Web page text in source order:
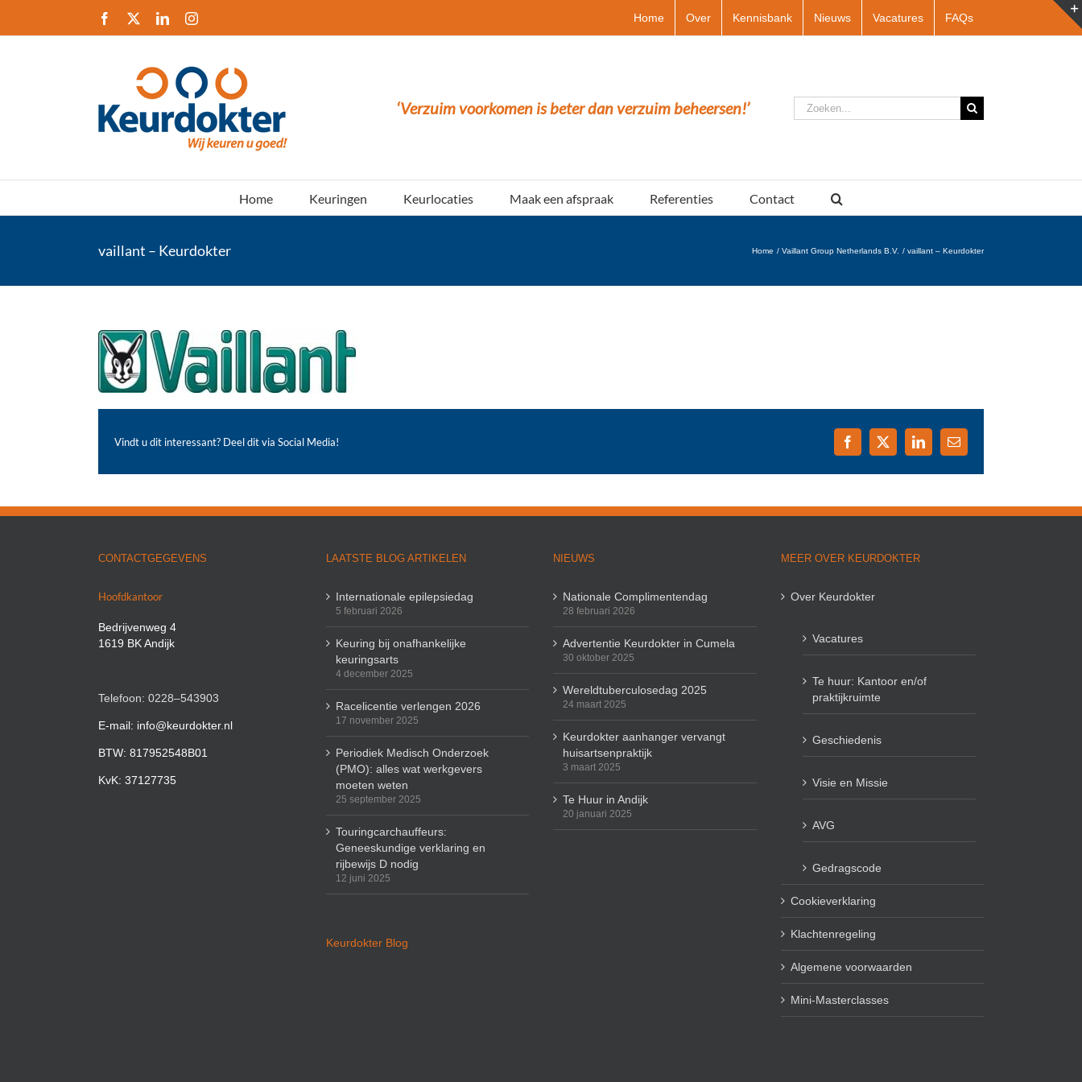
inhoud
Facebook LinkedInInstagram Home Over Kennisbank Nieuws Vacatures FAQs
‘Verzuim voorkomen is beter dan verzuim beheersen!’
Zoeken
naar:
Home Keuringen Keurlocaties Maak een afspraak Referenties Contact
vaillant – Keurdokter Home Vaillant Group Netherlands B.V. vaillant – Keurdokter
Vindt u dit interessant? Deel dit via Social Media! Facebook
X LinkedIn
E-
mail
CONTACTGEGEVENS
Hoofdkantoor
Bedrijvenweg 4
1619 BK Andijk
Telefoon: 0228–543903
E-mail: info@keurdokter.nl
BTW: 817952548B01
KvK: 37127735
LAATSTE BLOG ARTIKELEN
Internationale epilepsiedag
5 februari 2026
Keuring bij onafhankelijke
keuringsarts
4 december 2025
Racelicentie verlengen 2026
17 november 2025
Periodiek Medisch Onderzoek
(PMO): alles wat werkgevers
moeten weten
25 september 2025
Touringcarchauffeurs:
Geneeskundige verklaring en
rijbewijs D nodig
12 juni 2025
Keurdokter Blog
NIEUWS
Nationale Complimentendag
28 februari 2026
Advertentie Keurdokter in Cumela
30 oktober 2025
Wereldtuberculosedag 2025
24 maart 2025
Keurdokter aanhanger vervangt
huisartsenpraktijk
3 maart 2025
Te Huur in Andijk
20 januari 2025
MEER OVER KEURDOKTER
Over Keurdokter
Vacatures
Te huur: Kantoor en/of
praktijkruimte
Geschiedenis
Visie en Missie
AVG
Gedragscode
Cookieverklaring
Klachtenregeling
Algemene voorwaarden
Mini-Masterclasses